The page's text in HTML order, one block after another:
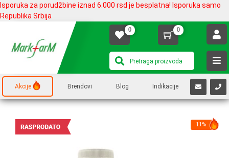
Isporuka za porudžbine iznad 6.000 rsd je besplatna! Isporuka samo
Republika Srbija
0 0
Akcije Brendovi Blog Indikacije
11%